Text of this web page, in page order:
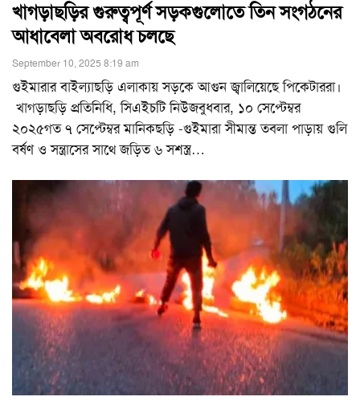
খাগড়াছড়ির গুরুত্বপূর্ণ সড়কগুলোতে তিন সংগঠনের
আধাবেলা অবরোধ চলছে
September 10, 2025 8:19 am
গুইমারার বাইল্যাছড়ি এলাকায় সড়কে আগুন জ্বালিয়েছে পিকেটাররা।
খাগড়াছড়ি প্রতিনিধি, সিএইচটি নিউজবুধবার, ১০ সেপ্টেম্বর
২০২৫গত ৭ সেপ্টেম্বর মানিকছড়ি -গুইমারা সীমান্ত তবলা পাড়ায় গুলি
বর্ষণ ও সন্ত্রাসের সাথে জড়িত ৬ সশস্ত্র…